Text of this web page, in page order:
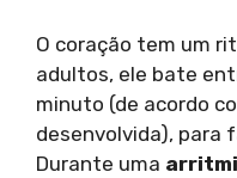
O coração tem um
adultos, ele bate
minuto (de acordo
desenvolvida), para
Durante uma